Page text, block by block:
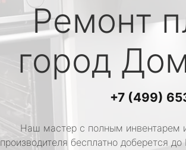
Ремонт
город
+7 (499)
Наш мастер с полным инвентарем
производителя бесплатно доберется